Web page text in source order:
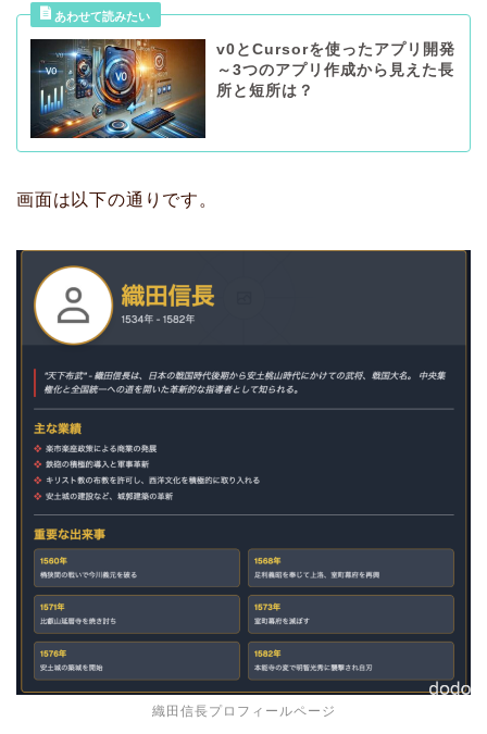
v0とCursorを使ったアプリ開発
～3つのアプリ作成から見えた長
所と短所は？
画面は以下の通りです。
織田信長プロフィールページ